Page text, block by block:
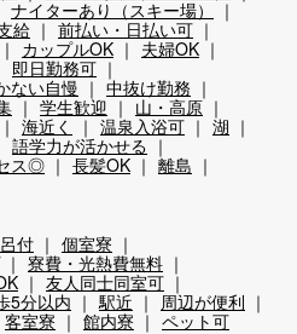
ナイターあり（スキー場）
給
前払い・日払い可
カップルOK
夫婦OK
即日勤務可
ない自慢
中抜け勤務
学生歓迎
山・高原
海近く 温泉入浴可
湖
語学力が活かせる
ス◎ 長髪OK
離島
付
個室寮
寮費・光熱費無料
友人同士同室可
5分以内 駅近
周辺が便利
客室寮 館内寮 ペット可